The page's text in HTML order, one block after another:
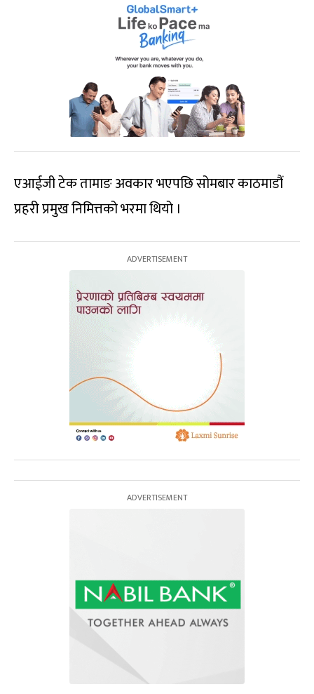
एआईजी टेक तामाङ अवकार भएपछि सोमबार काठमाडौं
प्रहरी प्रमुख निमित्तको भरमा थियो ।